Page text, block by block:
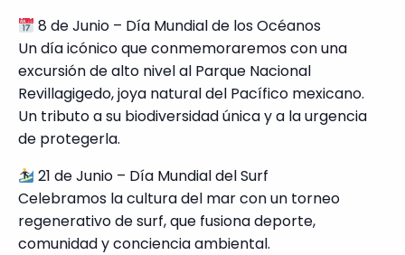
8 de Junio – Día Mundial de los Océanos
Un día icónico que conmemoraremos con una
excursión de alto nivel al Parque Nacional
Revillagigedo, joya natural del Pacífico mexicano.
Un tributo a su biodiversidad única y a la urgencia
de protegerla.
21 de Junio – Día Mundial del Surf
Celebramos la cultura del mar con un torneo
regenerativo de surf, que fusiona deporte,
comunidad y conciencia ambiental.